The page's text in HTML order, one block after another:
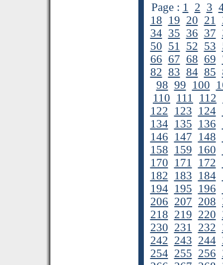
Page : 1 2 3
18 19 20 21
34 35 36 37
50 51 52 53
66 67 68 69
82 83 84 85
98 99 100
110 111 112
122 123 124
134 135 136
146 147 148
158 159 160
170 171 172
182 183 184
194 195 196
206 207 208
218 219 220
230 231 232
242 243 244
254 255 256